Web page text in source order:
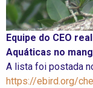
Equipe do CEO
Aquáticas no
A lista foi postada
https://ebird.org/